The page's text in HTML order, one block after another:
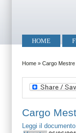
Menu principale
HOME
Tu sei qui
Home » Cargo Mestre
Cargo
Leggi il documento